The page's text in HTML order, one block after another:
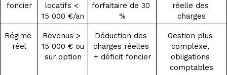
foncier
locatifs <
15 000 €/an
forfaitaire de 30
%
réelle des
charges
Régime
réel
Revenus >
15 000 € ou
sur option
Déduction des
charges réelles
+ déficit foncier
Gestion plus
complexe,
obligations
comptables